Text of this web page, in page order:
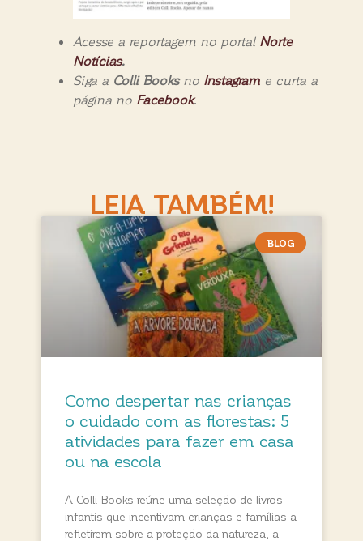
Acesse a reportagem no portal Norte
Notícias.
Siga a Colli Booksno Instagram e curta a
página no Facebook.
LEIA TAMBÉM!
BLOG
Como despertar nas crianças
o cuidado com as florestas: 5
atividades para fazer em casa
ou na escola
A Colli Books reúne uma seleção de livros
infantis que incentivam crianças e famílias a
refletirem sobre a proteção da natureza, a